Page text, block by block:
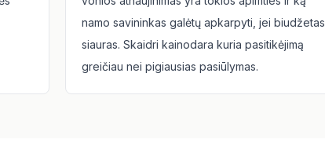
namo savininkas galėtų apkarpyti, jei biudžetas
siauras. Skaidri kainodara kuria pasitikėjimą
greičiau nei pigiausias pasiūlymas.